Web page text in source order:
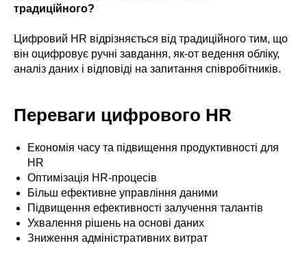
традиційного?
Цифровий HR відрізняється від традиційного тим, що
він оцифровує ручні завдання, як-от ведення обліку,
аналіз даних і відповіді на запитання співробітників.
Переваги цифрового HR
Економія часу та підвищення продуктивності для
HR
Оптимізація HR-процесів
Більш ефективне управління даними
Підвищення ефективності залучення талантів
Ухвалення рішень на основі даних
Зниження адміністративних витрат